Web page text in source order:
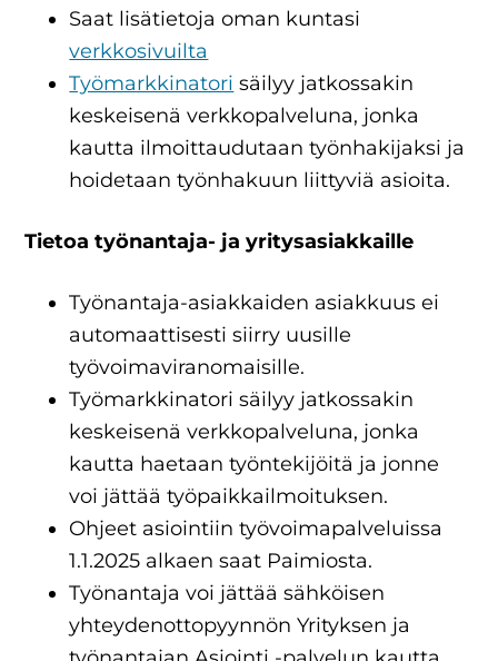
Saat lisätietoja oman kuntasi
verkkosivuilta
Työmarkkinatori säilyy jatkossakin
keskeisenä verkkopalveluna, jonka
kautta ilmoittaudutaan työnhakijaksi ja
hoidetaan työnhakuun liittyviä asioita.
Tietoa työnantaja- ja yritysasiakkaille
Työnantaja-asiakkaiden asiakkuus ei
automaattisesti siirry uusille
työvoimaviranomaisille.
Työmarkkinatori säilyy jatkossakin
keskeisenä verkkopalveluna, jonka
kautta haetaan työntekijöitä ja jonne
voi jättää työpaikkailmoituksen.
Ohjeet asiointiin työvoimapalveluissa
1.1.2025 alkaen saat Paimiosta.
Työnantaja voi jättää sähköisen
yhteydenottopyynnön Yrityksen ja